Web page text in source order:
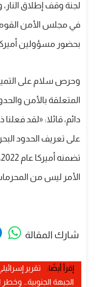
لجنة وقف إطلاق
في مجلس الأمن
بحضور مسؤولين
وحرص سلام على
المتعلقة بالأمن
دائم، قائلا: «لقد
على تعريف الحدود
الأمر ليس من
شارك المقالة
إقرأ أيضًا:
تقرير
الجبهة الجنوبية… وخطر